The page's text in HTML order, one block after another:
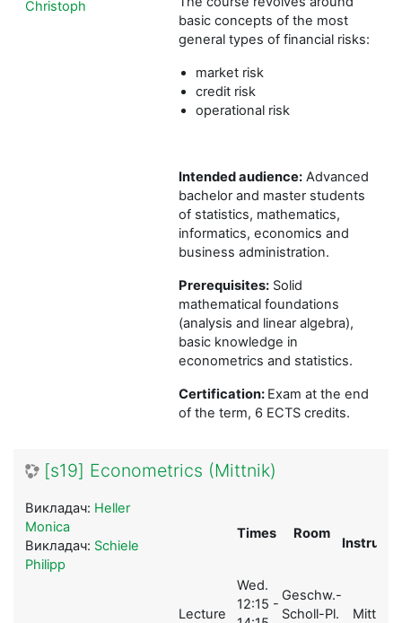
basic concepts of the most
general types of financial risks:
market risk
credit risk
operational risk
Intended audience:Advanced
bachelor and master students
of statistics, mathematics,
informatics, economics and
business administration.
Prerequisites:Solid
mathematical foundations
(analysis and linear algebra),
basic knowledge in
econometrics and statistics.
Certification: Exam at the end
of the term, 6 ECTS credits.
Christoph
[s19] Econometrics (Mittnik)
Times Room
Lecture
Wed.
12:15 -
Geschw.-
Scholl-Pl.
Mittnik
Викладач: Heller
Monica
Викладач: Schiele
Philipp